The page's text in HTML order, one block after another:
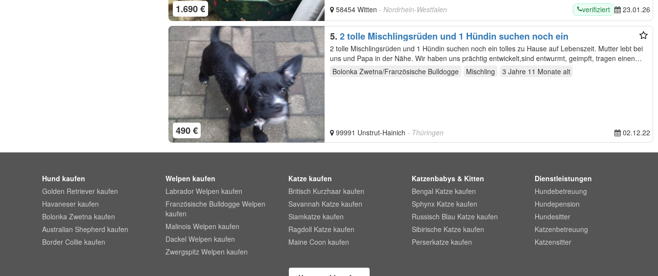
1.690 € 58454 Witten - Nordrhein-Westfalen verifiziert 23.01.26
5. 2 tolle Mischlingsrüden und 1 Hündin suchen noch ein
490 €
2 tolle Mischlingsrüden und 1 Hündin suchen noch ein tolles zu Hause auf Lebenszeit. Mutter lebt bei
uns und Papa in der Nähe. Wir haben uns prächtig entwickelt,sind entwurmt, geimpft, tragen einen…
Bolonka Zwetna/Französische Bulldogge
Mischling 3 Jahre 11 Monate alt
99991 Unstrut-Hainich - Thüringen 02.12.22
Hund kaufen
Golden Retriever kaufen
Havaneser kaufen
Bolonka Zwetna kaufen
Australian Shepherd kaufen
Border Collie kaufen
Welpen kaufen
Labrador Welpen kaufen
Französische Bulldogge Welpen
kaufen
Malinois Welpen kaufen
Dackel Welpen kaufen
Zwergspitz Welpen kaufen
Katze kaufen
Britisch Kurzhaar kaufen
Savannah Katze kaufen
Siamkatze kaufen
Ragdoll Katze kaufen
Maine Coon kaufen
Katzenbabys & Kitten
Bengal Katze kaufen
Sphynx Katze kaufen
Russisch Blau Katze kaufen
Sibirische Katze kaufen
Perserkatze kaufen
Dienstleistungen
Hundebetreuung
Hundepension
Hundesitter
Katzenbetreuung
Katzensitter